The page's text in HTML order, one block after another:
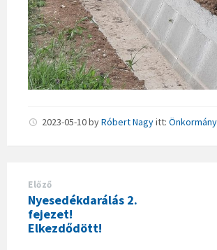
2023-05-10byRóbert Nagyitt:
Előző
Nyesedékdarálás 2.
fejezet!
Elkezdődött!